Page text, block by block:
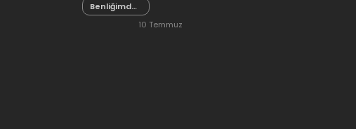
2024
Benliğimdeki
Katil 97
10 Temmuz